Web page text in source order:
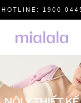
HOTLINE: 1900 0445